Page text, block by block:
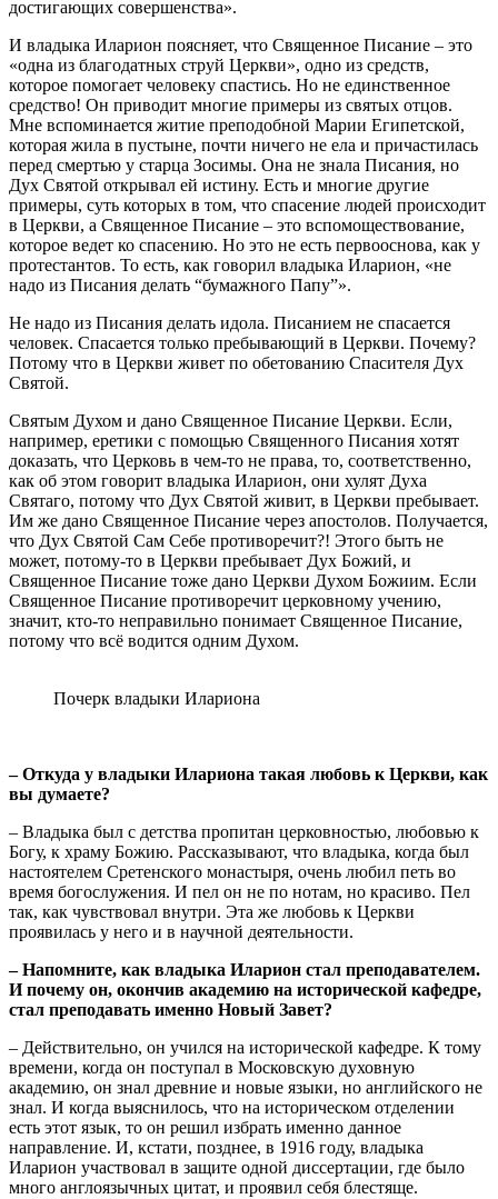
достигающих совершенства».
И владыка Иларион поясняет, что Священное Писание – это
«одна из благодатных струй Церкви», одно из средств,
которое помогает человеку спастись. Но не единственное
средство! Он приводит многие примеры из святых отцов.
Мне вспоминается житие преподобной Марии Египетской,
которая жила в пустыне, почти ничего не ела и причастилась
перед смертью у старца Зосимы. Она не знала Писания, но
Дух Святой открывал ей истину. Есть и многие другие
примеры, суть которых в том, что спасение людей происходит
в Церкви, а Священное Писание – это вспомоществование,
которое ведет ко спасению. Но это не есть первооснова, как у
протестантов. То есть, как говорил владыка Иларион, «не
надо из Писания делать “бумажного Папу”».
Не надо из Писания делать идола. Писанием не спасается
человек. Спасается только пребывающий в Церкви. Почему?
Потому что в Церкви живет по обетованию Спасителя Дух
Святой.
Святым Духом и дано Священное Писание Церкви. Если,
например, еретики с помощью Священного Писания хотят
доказать, что Церковь в чем-то не права, то, соответственно,
как об этом говорит владыка Иларион, они хулят Духа
Святаго, потому что Дух Святой живит, в Церкви пребывает.
Им же дано Священное Писание через апостолов. Получается,
что Дух Святой Сам Себе противоречит?! Этого быть не
может, потому-то в Церкви пребывает Дух Божий, и
Священное Писание тоже дано Церкви Духом Божиим. Если
Священное Писание противоречит церковному учению,
значит, кто-то неправильно понимает Священное Писание,
потому что всё водится одним Духом.
Почерк владыки Илариона
– Откуда у владыки Илариона такая любовь к Церкви, как
вы думаете?
– Владыка был с детства пропитан церковностью, любовью к
Богу, к храму Божию. Рассказывают, что владыка, когда был
настоятелем Сретенского монастыря, очень любил петь во
время богослужения. И пел он не по нотам, но красиво. Пел
так, как чувствовал внутри. Эта же любовь к Церкви
проявилась у него и в научной деятельности.
– Напомните, как владыка Иларион стал преподавателем.
И почему он, окончив академию на исторической кафедре,
стал преподавать именно Новый Завет?
– Действительно, он учился на исторической кафедре. К тому
времени, когда он поступал в Московскую духовную
академию, он знал древние и новые языки, но английского не
знал. И когда выяснилось, что на историческом отделении
есть этот язык, то он решил избрать именно данное
направление. И, кстати, позднее, в 1916 году, владыка
Иларион участвовал в защите одной диссертации, где было
много англоязычных цитат, и проявил себя блестяще.